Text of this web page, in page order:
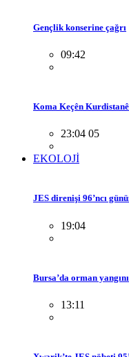
Gençlik konserine çağrı
09:42
Koma Keçên
23:04 05
EKOLOJİ
JES direnişi 96’ncı
19:04
Bursa’da orman yangını
13:11